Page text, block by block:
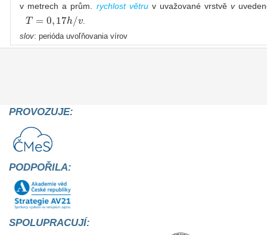
v metrech a prům. rychlost větruv uvažované vrstvěv
T =0,17h/v
slov: perióda uvoľňovania vírov
PROVOZUJE:
PODPOŘILA:
SPOLUPRACUJÍ: